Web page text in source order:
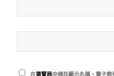
在瀏覽器中儲存顯示名稱、電子